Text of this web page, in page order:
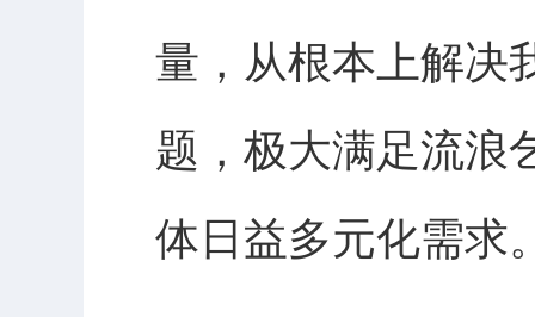
量，从根本上解决
题，极大满足流浪
体日益多元化需求